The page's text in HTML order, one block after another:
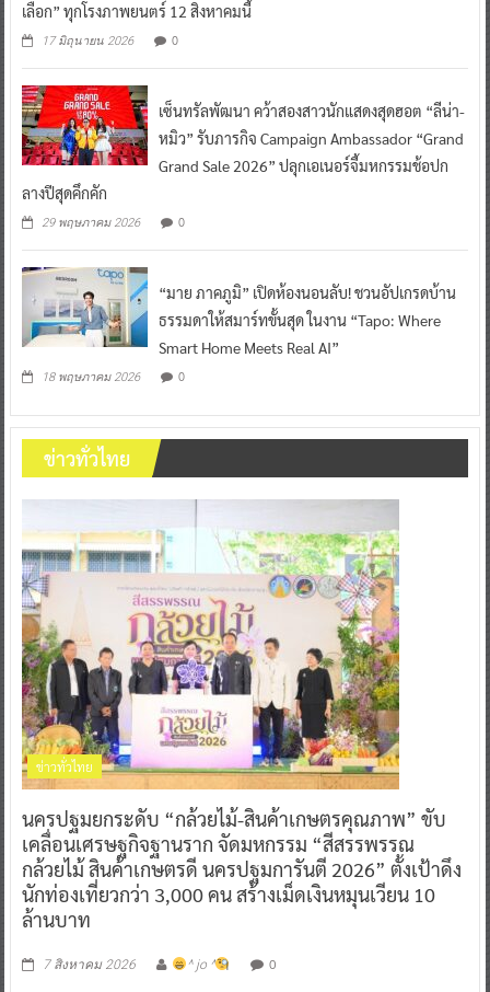
เลือก” ทุกโรงภาพยนตร์ 12 สิงหาคมนี้
17 มิถุนายน 2026 0
เซ็นทรัลพัฒนา คว้าสองสาวนักแสดงสุดฮอต “ลีน่า-
หมิว” รับภารกิจ Campaign Ambassador “Grand
Grand Sale 2026” ปลุกเอเนอร์จี้มหกรรมช้อปก
ลางปีสุดคึกคัก
29 พฤษภาคม 2026 0
“มาย ภาคภูมิ” เปิดห้องนอนลับ! ชวนอัปเกรดบ้าน
ธรรมดาให้สมาร์ทขั้นสุด ในงาน “Tapo: Where
Smart Home Meets Real AI”
18 พฤษภาคม 2026 0
ข่าวทั่วไทย
ข่าวทั่วไทย
นครปฐมยกระดับ “กล้วยไม้-สินค้าเกษตรคุณภาพ” ขับ
เคลื่อนเศรษฐกิจฐานราก จัดมหกรรม “สีสรรพรรณ
กล้วยไม้ สินค้าเกษตรดี นครปฐมการันตี 2026” ตั้งเป้าดึง
นักท่องเที่ยวกว่า 3,000 คน สร้างเม็ดเงินหมุนเวียน 10
ล้านบาท
7 สิงหาคม 2026 ^ jo ^ 0